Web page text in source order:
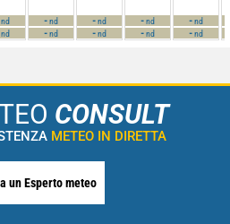
nd
nd
-nd
-nd
-nd
-nd
-nd
-nd
-nd
-nd
CONSULT
METEO IN DIRETTA
un Esperto meteo